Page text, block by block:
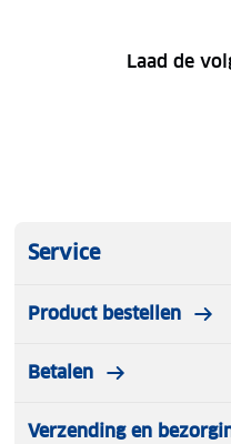
Laad de
Service
Product bestellen
Betalen
Verzending en